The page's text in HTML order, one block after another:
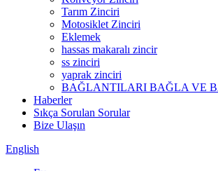
Tarım Zinciri
Motosiklet Zinciri
Eklemek
hassas makaralı zincir
ss zinciri
yaprak zinciri
BAĞLANTILARI BAĞLA VE
Haberler
Sıkça Sorulan Sorular
Bize Ulaşın
English